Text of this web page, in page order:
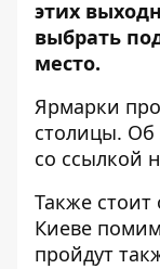
этих
выбрать
место.
Ярмарки
столицы. Об
со ссылкой
Также стоит
Киеве
пройдут